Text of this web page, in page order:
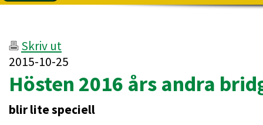
Skriv ut
2015-10-25
Hösten 2016 års andra
blir lite speciell